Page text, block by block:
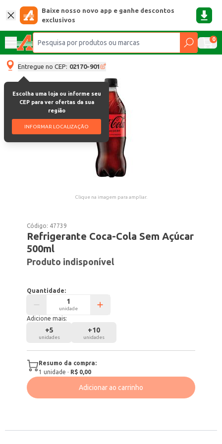
Baixe nosso novo app e ganhe descontos
exclusivos
0
Entregue no CEP: 02170-901
Escolha uma loja ou informe seu
CEP para ver ofertas da sua
região
INFORMAR LOCALIZAÇÃO
Clique na imagem para ampliar.
Código: 47739
Refrigerante Coca-Cola Sem Açúcar
500ml
Produto indisponível
Quantidade:
unidade
Adicione mais:
+5
unidades
+10
unidades
Resumo da compra:
1 unidade · R$ 0,00
Adicionar ao carrinho